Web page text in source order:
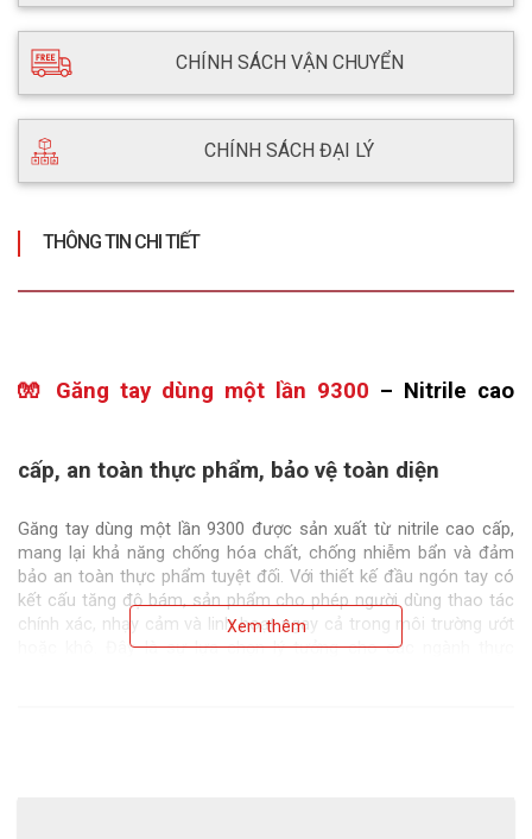
CHÍNH SÁCH VẬN CHUYỂN
CHÍNH SÁCH ĐẠI LÝ
THÔNG TIN CHI TIẾT
🧤 Găng tay dùng một lần 9300 – Nitrile cao
cấp, an toàn thực phẩm, bảo vệ toàn diện
Găng tay dùng một lần 9300 được sản xuất từ nitrile cao cấp,
mang lại khả năng chống hóa chất, chống nhiễm bẩn và đảm
bảo an toàn thực phẩm tuyệt đối. Với thiết kế đầu ngón tay có
kết cấu tăng độ bám, sản phẩm cho phép người dùng thao tác
chính xác, nhạy cảm và linh hoạt ngay cả trong môi trường ướt
hoặc khô. Đây là sự lựa chọn lý tưởng cho các ngành
Xem thêm